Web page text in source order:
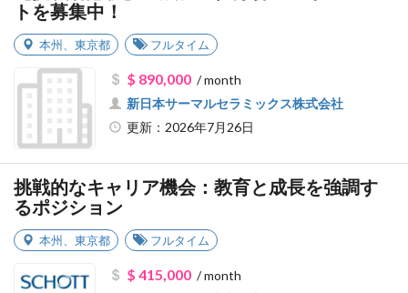
トを募集中！
本州 東京都 フルタイム
$ 890,000/ month
新日本サーマルセラミックス株式会社
更新：2026年7月26日
挑戦的なキャリア機会：教育と成長を強調す
るポジション
本州 東京都 フルタイム
$ 415,000/ month